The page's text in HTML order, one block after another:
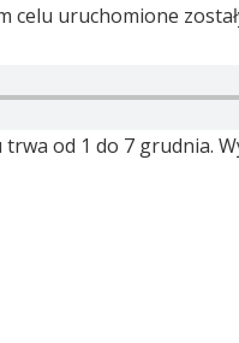
celu uruchomione
od 1 do 7 grudnia.